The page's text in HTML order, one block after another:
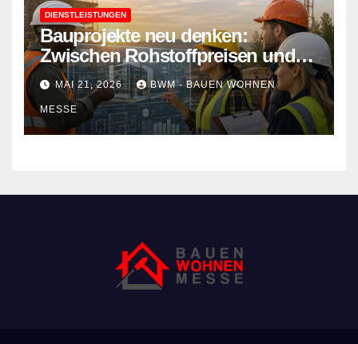
DIENSTLEISTUNGEN
Bauprojekte neu denken:
Zwischen Rohstoffpreisen und
rechtlichen Hürden den Überblick
behalten
MAI 21, 2026 BWM - BAUEN WOHNEN
MESSE